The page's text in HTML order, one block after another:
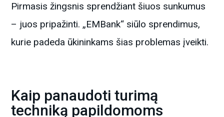
Pirmasis žingsnis sprendžiant šiuos sunkumus
– juos pripažinti. „EMBank“ siūlo sprendimus,
kurie padeda ūkininkams šias problemas įveikti.
Kaip panaudoti turimą
techniką papildomoms